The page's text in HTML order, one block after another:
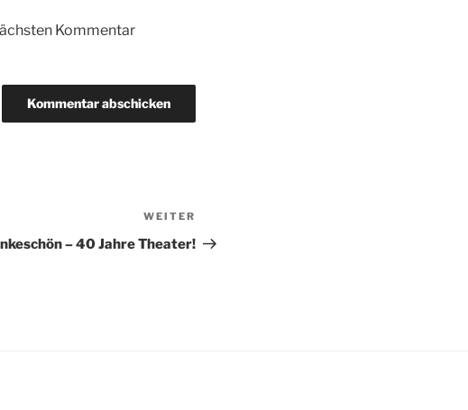
Kommentar
Beitrag
WEITER
– 40 Jahre Theater!